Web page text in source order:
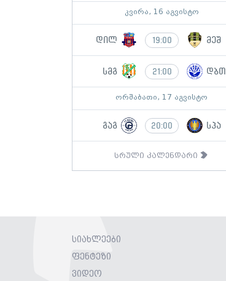
კვირა, 16 აგვისტო
დილ 19:00 მეშ
სმგ 21:00 დბთ
ორშაბათი, 17 აგვისტო
გაგ 20:00 სპა
სრული კალენდარი
სიახლეები
ფენტეზი
ვიდეო